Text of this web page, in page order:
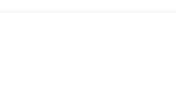
piattaforme e dApp.